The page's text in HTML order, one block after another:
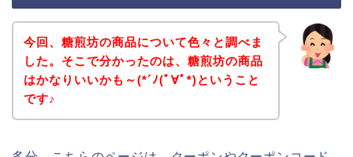
今回、糖煎坊の商品について色々と調べま
した。そこで分かったのは、糖煎坊の商品
はかなりいいかも～(*´ﾉ(ﾟ∀ﾟ*)ということ
です♪